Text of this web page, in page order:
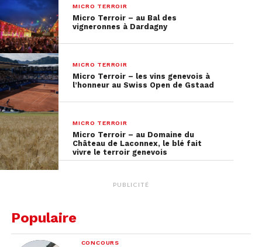
MICRO TERROIR
Micro Terroir – au Bal des
vigneronnes à Dardagny
MICRO TERROIR
Micro Terroir – les vins genevois à
l’honneur au Swiss Open de Gstaad
MICRO TERROIR
Micro Terroir – au Domaine du
Château de Laconnex, le blé fait
vivre le terroir genevois
PUBLICITÉ
Populaire
CONCOURS